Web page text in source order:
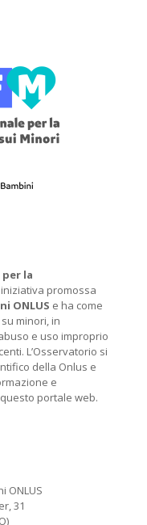
la
promossa
ONLUS e ha come
minori, in
e uso improprio
L’Osservatorio si
della Onlus e
e
portale web.
ONLUS
31